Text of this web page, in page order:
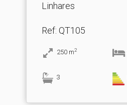
Linhares
Ref: QT105
250 m2
3